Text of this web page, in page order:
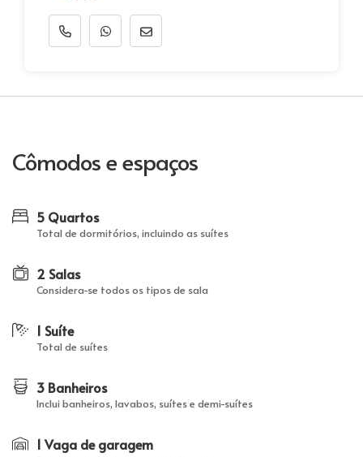
Cômodos e espaços
5 Quartos
Total de dormitórios, incluindo as suítes
2 Salas
Considera-se todos os tipos de sala
1 Suíte
Total de suítes
3 Banheiros
Inclui banheiros, lavabos, suítes e demi-suítes
1 Vaga de garagem